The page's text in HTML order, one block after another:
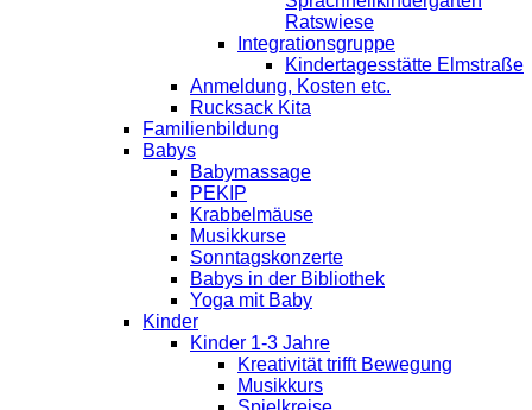
Ratswiese
Integrationsgruppe
Kindertagesstätte Elmstraße
Anmeldung, Kosten etc.
Rucksack Kita
Familienbildung
Babys
Babymassage
PEKIP
Krabbelmäuse
Musikkurse
Sonntagskonzerte
Babys in der Bibliothek
Yoga mit Baby
Kinder
Kinder 1-3 Jahre
Kreativität trifft Bewegung
Musikkurs